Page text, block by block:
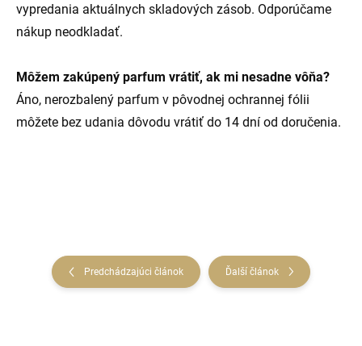
vypredania aktuálnych skladových zásob. Odporúčame
nákup neodkladať.
Môžem zakúpený parfum vrátiť, ak mi nesadne vôňa?
Áno, nerozbalený parfum v pôvodnej ochrannej fólii
môžete bez udania dôvodu vrátiť do 14 dní od doručenia.
Predchádzajúci článok Ďalší článok